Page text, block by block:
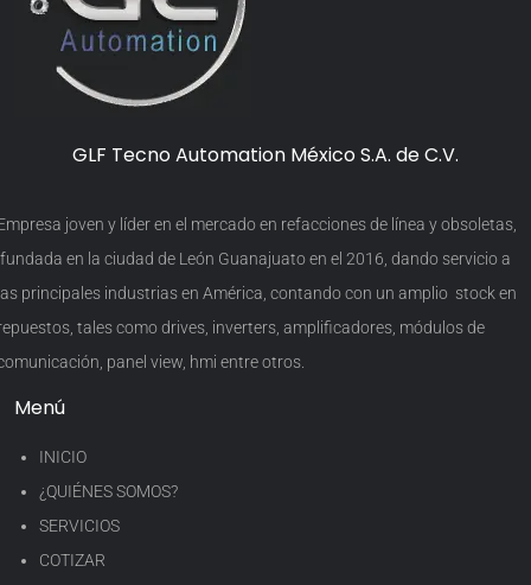
GLF Tecno Automation México S.A. de C.V.
joven y líder en el mercado en refacciones de línea y obsoletas,
en la ciudad de León Guanajuato en el 2016, dando servicio a
principales industrias en América, contando con un amplio stock en
tales como drives, inverters, amplificadores, módulos de
panel view, hmi entre otros.
Menú
INICIO
¿QUIÉNES SOMOS?
SERVICIOS
COTIZAR